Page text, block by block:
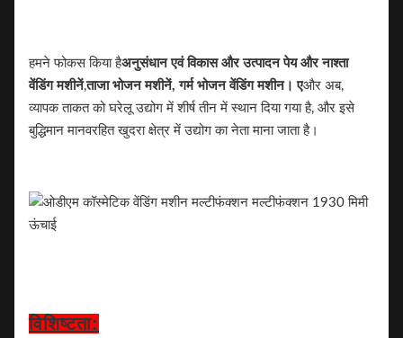
हमने फोकस किया हैअनुसंधान एवं विकास और उत्पादन पेय और नाश्ता
वेंडिंग मशीनें,ताजा भोजन मशीनें, गर्म भोजन वेंडिंग मशीन। एऔर अब,
व्यापक ताकत को घरेलू उद्योग में शीर्ष तीन में स्थान दिया गया है, और इसे
बुद्धिमान मानवरहित खुदरा क्षेत्र में उद्योग का नेता माना जाता है।
विशिष्टता: